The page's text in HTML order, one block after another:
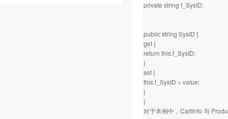
private string f_SysID;
public string SysID {
get {
return this.f_SysID;
}
set {
this.f_SysID = value;
}
}
对于本例中，CartInfo 与